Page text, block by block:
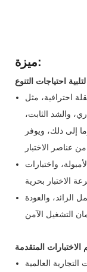
ميزة:
احترافية، مثل
والشد الثابت،
إلى ذلك، ويوفر
واختبارات
الزائد، والعودة
العالمية